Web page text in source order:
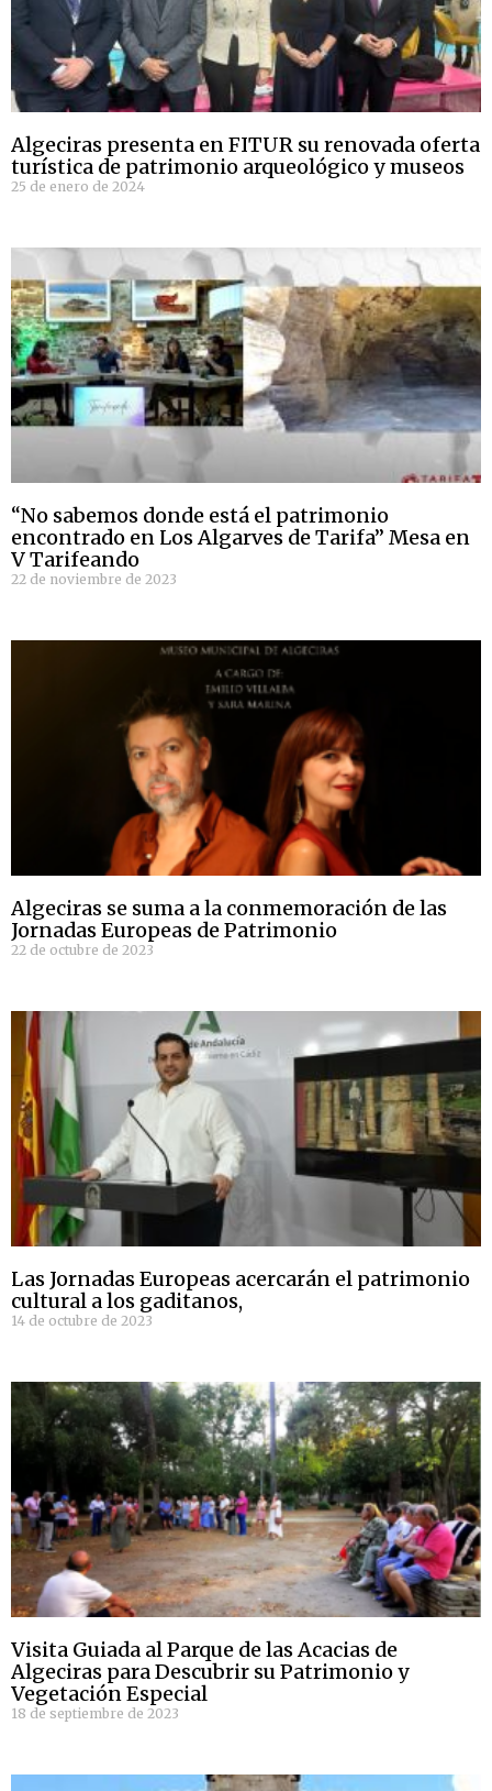
Algeciras presenta en FITUR su renovada oferta
turística de patrimonio arqueológico y museos
25 de enero de 2024
“No sabemos donde está el patrimonio
encontrado en Los Algarves de Tarifa” Mesa en
V Tarifeando
22 de noviembre de 2023
Algeciras se suma a la conmemoración de las
Jornadas Europeas de Patrimonio
22 de octubre de 2023
Las Jornadas Europeas acercarán el patrimonio
cultural a los gaditanos,
14 de octubre de 2023
Visita Guiada al Parque de las Acacias de
Algeciras para Descubrir su Patrimonio y
Vegetación Especial
18 de septiembre de 2023